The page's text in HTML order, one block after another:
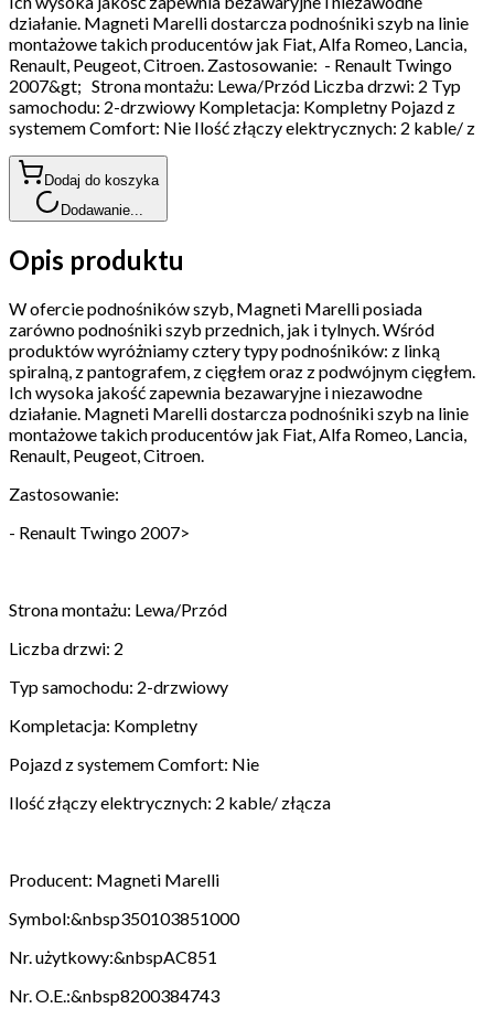
działanie. Magneti Marelli dostarcza podnośniki szyb na linie
montażowe takich producentów jak Fiat, Alfa Romeo, Lancia,
Renault, Peugeot, Citroen. Zastosowanie: - Renault Twingo
2007&gt; Strona montażu: Lewa/Przód Liczba drzwi: 2 Typ
samochodu: 2-drzwiowy Kompletacja: Kompletny Pojazd z
systemem Comfort: Nie Ilość złączy elektrycznych: 2 kable/ z
Dodaj do koszyka
Dodawanie...
Opis produktu
W ofercie podnośników szyb, Magneti Marelli posiada
zarówno podnośniki szyb przednich, jak i tylnych. Wśród
produktów wyróżniamy cztery typy podnośników: z linką
spiralną, z pantografem, z cięgłem oraz z podwójnym cięgłem.
Ich wysoka jakość zapewnia bezawaryjne i niezawodne
działanie. Magneti Marelli dostarcza podnośniki szyb na linie
montażowe takich producentów jak Fiat, Alfa Romeo, Lancia,
Renault, Peugeot, Citroen.
Zastosowanie:
- Renault Twingo 2007>
Strona montażu: Lewa/Przód
Liczba drzwi: 2
Typ samochodu: 2-drzwiowy
Kompletacja: Kompletny
Pojazd z systemem Comfort: Nie
Ilość złączy elektrycznych: 2 kable/ złącza
Producent: Magneti Marelli
Symbol:&nbsp350103851000
Nr. użytkowy:&nbspAC851
Nr. O.E.:&nbsp8200384743